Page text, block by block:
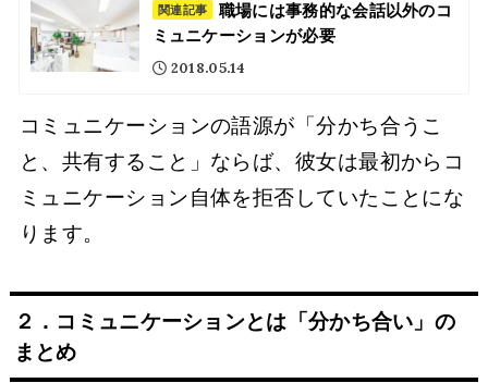
関連記事
職場には事務的な会話以外のコ
ミュニケーションが必要
2018.05.14
コミュニケーションの語源が「分かち合うこ
と、共有すること」ならば、彼女は最初からコ
ミュニケーション自体を拒否していたことにな
ります。
２．コミュニケーションとは「分かち合い」の
まとめ